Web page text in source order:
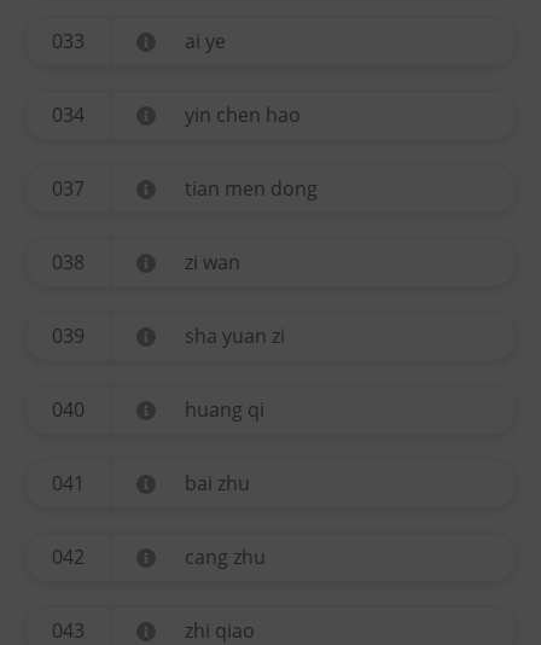
033 ai ye
034 yin chen hao
037 tian men dong
038 zi wan
039 sha yuan zi
040 huang qi
041 bai zhu
042 cang zhu
043 zhi qiao